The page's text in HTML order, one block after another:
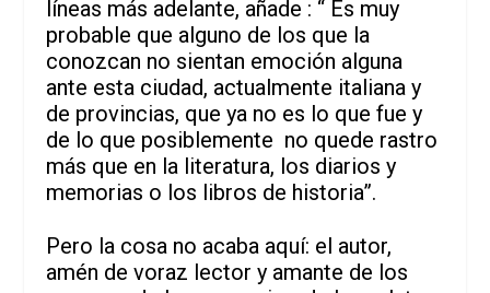
líneas más adelante, añade : “ Es muy
probable que alguno de los que la
conozcan no sientan emoción alguna
ante esta ciudad, actualmente italiana y
de provincias, que ya no es lo que fue y
de lo que posiblemente no quede rastro
más que en la literatura, los diarios y
memorias o los libros de historia”.
Pero la cosa no acaba aquí: el autor,
amén de voraz lector y amante de los